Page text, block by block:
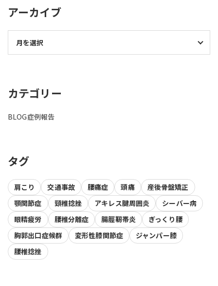
アーカイブ
カテゴリー
BLOG症例報告
タグ
肩こり 交通事故 腰痛症 頭痛
産後骨盤矯正
顎関節症
頸椎捻挫 アキレス腱周囲炎
シーバー病
眼精疲労
腰椎分離症 腸脛靭帯炎
ぎっくり腰
胸郭出口症候群
変形性膝関節症
ジャンパー膝
腰椎捻挫